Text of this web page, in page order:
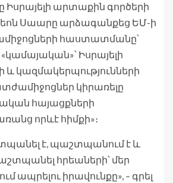
Իսրայելի արտաքին գործերի
Սաարը արձագանքեց ԵՄ-ի
հաստատմանը՝
Իսրայելի
կազմակերպությունների
կիրառելը
հայացքների
որևէ հիմքի»։
է, պաշտպանում է և
հրեաների՝ մեր
ապրելու իրավունքը», – գրել